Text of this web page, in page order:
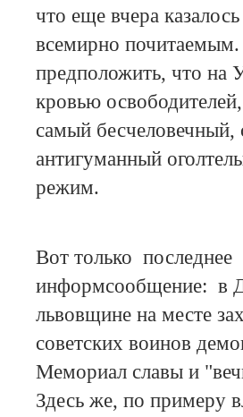
что еще вчера
всемирно
предположить, что на
кровью
самый бесчеловечный,
антигуманный
режим.
Вот только последнее
информсообщение: в
львовщине на месте
советских воинов
Мемориал славы и
Здесь же, по примеру